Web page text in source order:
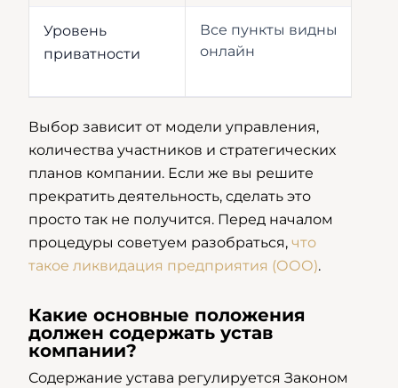
Уровень
приватности
Все пункты видны
онлайн
Выбор зависит от модели управления,
количества участников и стратегических
планов компании. Если же вы решите
прекратить деятельность, сделать это
просто так не получится. Перед началом
процедуры советуем разобраться, что
такое ликвидация предприятия (ООО).
Какие основные положения
должен содержать устав
компании?
Содержание устава регулируется Законом